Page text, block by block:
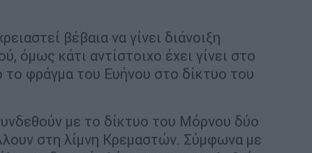
βέβαια να γίνει διάνοιξη
όμως κάτι αντίστοιχο έχει γίνει στο
φράγμα του Ευήνου στο δίκτυο του
με το δίκτυο του Μόρνου δύο
στη λίμνη Κρεμαστών. Σύμφωνα με